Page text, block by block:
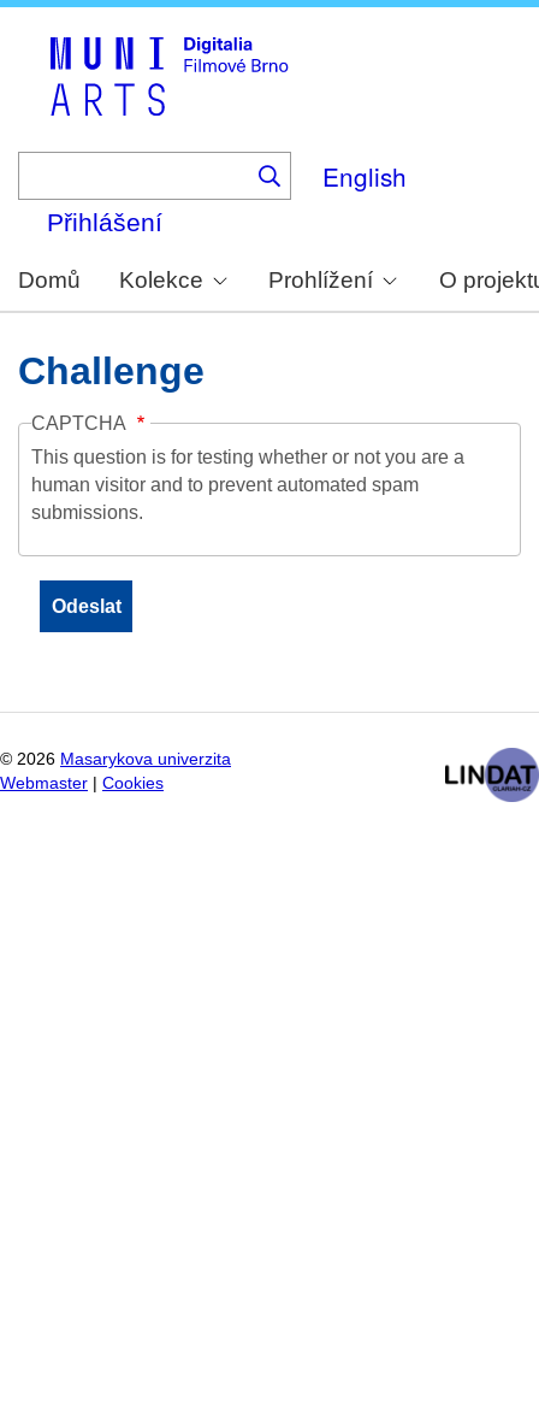
English
Přihlášení
Domů Kolekce Prohlížení O
Challenge
CAPTCHA
This question is for testing whether or not you are a
human visitor and to prevent automated spam
submissions.
© 2026 Masarykova univerzita
Webmaster
Cookies